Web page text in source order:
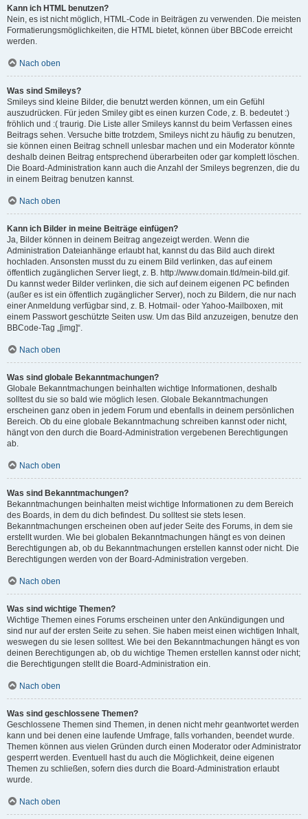
Kann ich HTML benutzen?
Nein, es ist nicht möglich, HTML-Code in Beiträgen zu verwenden. Die meisten
Formatierungsmöglichkeiten, die HTML bietet, können über BBCode erreicht
werden.
Nach oben
Was sind Smileys?
Smileys sind kleine Bilder, die benutzt werden können, um ein Gefühl
auszudrücken. Für jeden Smiley gibt es einen kurzen Code, z. B. bedeutet :)
fröhlich und :( traurig. Die Liste aller Smileys kannst du beim Verfassen eines
Beitrags sehen. Versuche bitte trotzdem, Smileys nicht zu häufig zu benutzen,
sie können einen Beitrag schnell unlesbar machen und ein Moderator könnte
deshalb deinen Beitrag entsprechend überarbeiten oder gar komplett löschen.
Die Board-Administration kann auch die Anzahl der Smileys begrenzen, die du
in einem Beitrag benutzen kannst.
Nach oben
Kann ich Bilder in meine Beiträge einfügen?
Ja, Bilder können in deinem Beitrag angezeigt werden. Wenn die
Administration Dateianhänge erlaubt hat, kannst du das Bild auch direkt
hochladen. Ansonsten musst du zu einem Bild verlinken, das auf einem
öffentlich zugänglichen Server liegt, z. B. http://www.domain.tld/mein-bild.gif.
Du kannst weder Bilder verlinken, die sich auf deinem eigenen PC befinden
(außer es ist ein öffentlich zugänglicher Server), noch zu Bildern, die nur nach
einer Anmeldung verfügbar sind, z. B. Hotmail- oder Yahoo-Mailboxen, mit
einem Passwort geschützte Seiten usw. Um das Bild anzuzeigen, benutze den
BBCode-Tag „[img]“.
Nach oben
Was sind globale Bekanntmachungen?
Globale Bekanntmachungen beinhalten wichtige Informationen, deshalb
solltest du sie so bald wie möglich lesen. Globale Bekanntmachungen
erscheinen ganz oben in jedem Forum und ebenfalls in deinem persönlichen
Bereich. Ob du eine globale Bekanntmachung schreiben kannst oder nicht,
hängt von den durch die Board-Administration vergebenen Berechtigungen
ab.
Nach oben
Was sind Bekanntmachungen?
Bekanntmachungen beinhalten meist wichtige Informationen zu dem Bereich
des Boards, in dem du dich befindest. Du solltest sie stets lesen.
Bekanntmachungen erscheinen oben auf jeder Seite des Forums, in dem sie
erstellt wurden. Wie bei globalen Bekanntmachungen hängt es von deinen
Berechtigungen ab, ob du Bekanntmachungen erstellen kannst oder nicht. Die
Berechtigungen werden von der Board-Administration vergeben.
Nach oben
Was sind wichtige Themen?
Wichtige Themen eines Forums erscheinen unter den Ankündigungen und
sind nur auf der ersten Seite zu sehen. Sie haben meist einen wichtigen Inhalt,
weswegen du sie lesen solltest. Wie bei den Bekanntmachungen hängt es von
deinen Berechtigungen ab, ob du wichtige Themen erstellen kannst oder nicht;
die Berechtigungen stellt die Board-Administration ein.
Nach oben
Was sind geschlossene Themen?
Geschlossene Themen sind Themen, in denen nicht mehr geantwortet werden
kann und bei denen eine laufende Umfrage, falls vorhanden, beendet wurde.
Themen können aus vielen Gründen durch einen Moderator oder Administrator
gesperrt werden. Eventuell hast du auch die Möglichkeit, deine eigenen
Themen zu schließen, sofern dies durch die Board-Administration erlaubt
wurde.
Nach oben